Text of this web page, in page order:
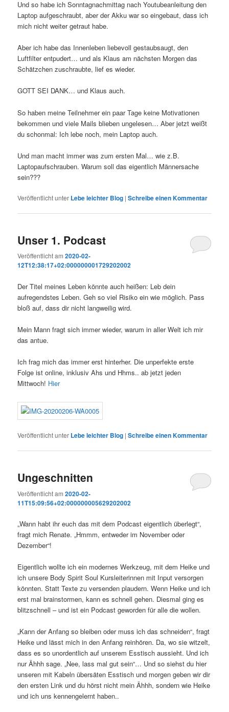
Und so habe ich Sonntagnachmittag nach Youtubeanleitung den
Laptop aufgeschraubt, aber der Akku war so eingebaut, dass ich
mich nicht weiter getraut habe.
Aber ich habe das Innenleben liebevoll gestaubsaugt, den
Luftfilter entpudert… und als Klaus am nächsten Morgen das
Schätzchen zuschraubte, lief es wieder.
GOTT SEI DANK… und Klaus auch.
So haben meine Teilnehmer ein paar Tage keine Motivationen
bekommen und viele Mails blieben ungelesen… Aber jetzt weißt
du schonmal: Ich lebe noch, mein Laptop auch.
Und man macht immer was zum ersten Mal… wie z.B.
Laptopaufschrauben. Warum soll das eigentlich Männersache
sein???
Veröffentlicht unter Lebe leichter Blog |Schreibe einen Kommentar
Unser 1. Podcast
Veröffentlicht am2020-02-
12T12:38:17+02:000000001729202002
Der Titel meines Leben könnte auch heißen: Leb dein
aufregendstes Leben. Geh so viel Risiko ein wie möglich. Pass
bloß auf, dass dir nicht langweilig wird.
Mein Mann fragt sich immer wieder, warum in aller Welt ich mir
das antue.
Ich frag mich das immer erst hinterher. Die unperfekte erste
Folge ist online, inklusiv Ahs und Hhms.. ab jetzt jeden
Mittwoch! Hier
Veröffentlicht unter Lebe leichter Blog |Schreibe einen Kommentar
Ungeschnitten
Veröffentlicht am2020-02-
11T15:09:56+02:000000005629202002
„Wann habt ihr euch das mit dem Podcast eigentlich überlegt“,
fragt mich Renate. „Hmmm, entweder im November oder
Dezember“!
Eigentlich wollte ich ein modernes Werkzeug, mit dem Heike und
ich unsere Body Spirit Soul Kursleiterinnen mit Input versorgen
könnten. Statt Texte zu versenden plaudern. Wenn Heike und ich
erst mal brainstormen, kann es schnell gehen. Diesmal ging es
blitzschnell – und ist ein Podcast geworden für alle die wollen.
„Kann der Anfang so bleiben oder muss ich das schneiden“, fragt
Heike und lässt mich in den Anfang reinhören. Da, wo sie witzelt,
dass es so unordentlich auf unserem Esstisch aussieht. Und ich
nur Ähhh sage. „Nee, lass mal gut sein“… Und so siehst du hier
unseren mit Kabeln übersäten Esstisch und morgen geben wir dir
den ersten Link und du hörst nicht mein Ähhh, sondern wie Heike
und ich uns kennengelernt haben..